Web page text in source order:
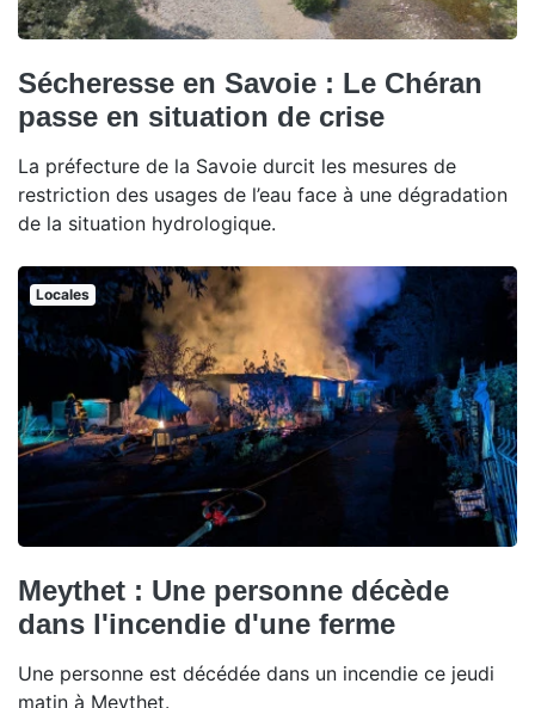
Sécheresse en Savoie : Le Chéran
passe en situation de crise
La préfecture de la Savoie durcit les mesures de
restriction des usages de l’eau face à une dégradation
de la situation hydrologique.
Locales
Meythet : Une personne décède
dans l'incendie d'une ferme
Une personne est décédée dans un incendie ce jeudi
matin à Meythet.